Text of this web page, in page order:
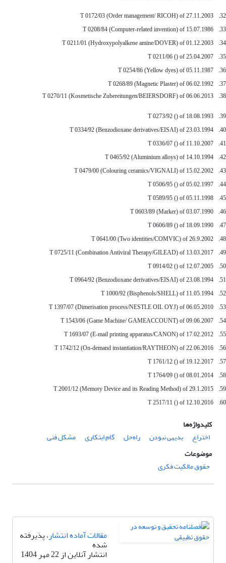
32.
T 0172/03 (Order management/ RICOH) of 27.11.2003
33.
T 0208/84 (Computer-related invention) of 15.07.1986
34.
T 0211/01 (Hydroxypolyalkene amine/DOVER) of 01.12.2003
35.
T 0211/06 () of 25.04.2007
36.
T 0254/86 (Yellow dyes) of 05.11.1987
37.
T 0268/89 (Magnetic Plaster) of 06.02.1992
38.
T 0270/11 (Kosmetische Zubereitungen/BEIERSDORF) of 06.06.2013
39.
T 0273/92 () of 18.08.1993
40.
T 0334/92 (Benzodioxane derivatives/EISAI) of 23.03.1994
41.
T 0336/07 () of 11.10.2007
42.
T 0465/92 (Aluminium alloys) of 14.10.1994
43.
T 0479/00 (Colouring ceramics/VIGNALI) of 15.02.2002
44.
T 0506/95 () of 05.02.1997
45.
T 0589/95 () of 05.11.1998
46.
T 0603/89 (Marker) of 03.07.1990
47.
T 0606/89 () of 18.09.1990
48.
T 0641/00 (Two identities/COMVIC) of 26.9.2002
49.
T 0725/11 (Combination Antiviral Therapy/GILEAD) of 13.03.2017
50.
T 0914/02 () of 12.07.2005
51.
T 0964/92 (Benzodioxane derivatives/EISAI) of 23.08.1994
52.
T 1000/92 (Bisphenols/SHELL) of 11.05.1994
53.
T 1397/07 (Dimerisation process/NESTLE OIL OYJ) of 06.05.2010
54.
T 1543/06 (Game Machine/ GAMEACCOUNT) of 09.06.2007
55.
T 1693/07 (E-mail printing apparatus/CANON) of 17.02.2012
56.
T 1742/12 (On-demand instantiation/RAYTHEON) of 22.06.2016
57.
T 1761/12 () of 19.12.2017
58.
T 1764/09 () of 08.01.2014
59.
T 2001/12 (Memory Device and its Reading Method) of 29.1.2015
60.
T 2517/11 () of 12.10.2016
کلیدواژه‌ها
اختراع
بدیهی نبودن راه‌حل گام ابتکاری
مشکل فنی
موضوعات
حقوق مالکیت فکری
مقالات آماده انتشار، پذیرفته
شده
انتشار آنلاین از 22 مهر 1404